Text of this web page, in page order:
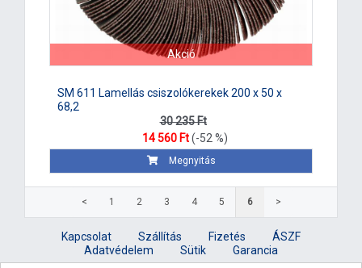
Akció
SM 611 Lamellás csiszolókerekek 200 x 50 x
68,2
30 235 Ft
14 560 Ft(-52 %)
Megnyitás
< 1 2 3 4 5 6 >
Kapcsolat Szállítás Fizetés
ÁSZF
Adatvédelem
Sütik Garancia